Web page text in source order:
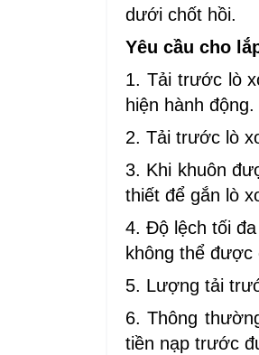
dưới chốt hồi.
Yêu cầu cho
1. Tải trước lò
hiện hành động.
2. Tải trước lò
3. Khi khuôn
thiết để gắn lò
4. Độ lệch tối
không thể được
5. Lượng tải
6. Thông
tiền nạp trước